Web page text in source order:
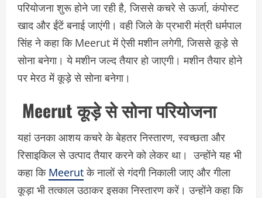
परियोजना शुरू होने जा रही है, जिससे कचरे से ऊर्जा, कंपोस्ट
खाद और ईंटें बनाई जाएंगी। वही जिले के प्रभारी मंत्री धर्मपाल
सिंह ने कहा कि Meerut में ऐसी मशीन लगेगी, जिससे कूड़े से
सोना बनेगा। ये मशीन जल्द तैयार हो जाएगी। मशीन तैयार होने
पर मेरठ में कूड़े से सोना बनेगा।
Meerut कूड़े से सोना परियोजना
यहां उनका आशय कचरे के बेहतर निस्तारण, स्वच्छता और
रिसाइकिल से उत्पाद तैयार करने को लेकर था। उन्होंने यह भी
कहा कि Meerutके नालों से गंदगी निकाली जाए और गीला
कूड़ा भी तत्काल उठाकर इसका निस्तारण करें। उन्होंने कहा कि